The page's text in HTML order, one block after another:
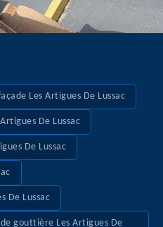
Les Artigues De Lussac
De Lussac
De Lussac
De Lussac
gouttière Les Artigues De